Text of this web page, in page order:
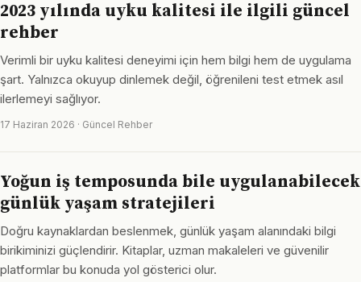
2023 yılında uyku kalitesi ile ilgili güncel
rehber
Verimli bir uyku kalitesi deneyimi için hem bilgi hem de uygulama
şart. Yalnızca okuyup dinlemek değil, öğrenileni test etmek asıl
ilerlemeyi sağlıyor.
17 Haziran 2026 · Güncel Rehber
Yoğun iş temposunda bile uygulanabilecek
günlük yaşam stratejileri
Doğru kaynaklardan beslenmek, günlük yaşam alanındaki bilgi
birikiminizi güçlendirir. Kitaplar, uzman makaleleri ve güvenilir
platformlar bu konuda yol gösterici olur.